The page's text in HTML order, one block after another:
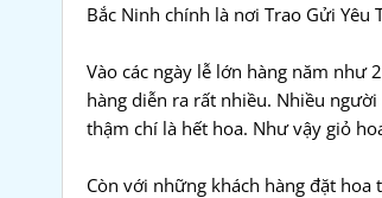
Bắc Ninh chính là nơi Trao Gửi Yêu
Vào các ngày lễ lớn hàng năm
hàng diễn ra rất nhiều. Nhiều
thậm chí là hết hoa. Như vậy giỏ
Còn với những khách hàng đặt hoa